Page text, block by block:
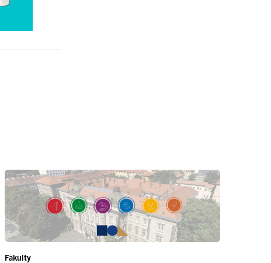
Fakulty